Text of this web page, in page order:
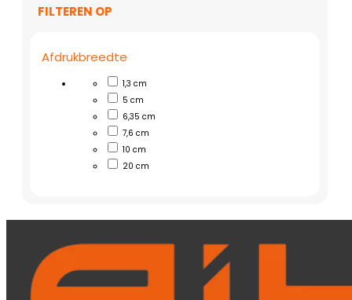
FILTEREN OP
Afdrukbreedte
1,3 cm
5 cm
6,35 cm
7,6 cm
10 cm
20 cm